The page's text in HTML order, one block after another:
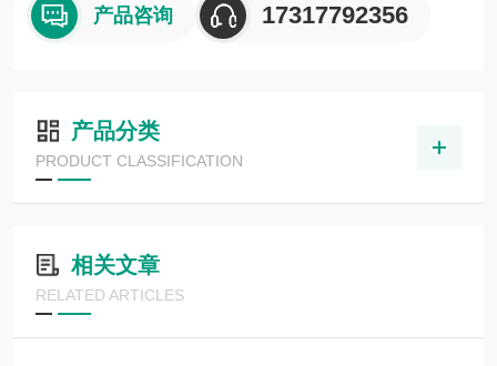
产品咨询 17317792356
产品分类
PRODUCT CLASSIFICATION
相关文章
RELATED ARTICLES